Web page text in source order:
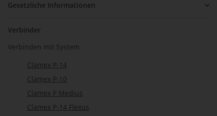
Gesetzliche Informationen
Verbinder
Verbinden mit System
Clamex P-14
Clamex P-10
Clamex P Medius
Clamex P-14 Flexus